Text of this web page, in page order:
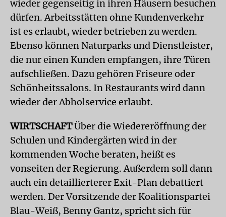
wieder gegenseitig in ihren Häusern besuchen
dürfen. Arbeitsstätten ohne Kundenverkehr
ist es erlaubt, wieder betrieben zu werden.
Ebenso können Naturparks und Dienstleister,
die nur einen Kunden empfangen, ihre Türen
aufschließen. Dazu gehören Friseure oder
Schönheitssalons. In Restaurants wird dann
wieder der Abholservice erlaubt.
WIRTSCHAFTÜber die Wiedereröffnung der
Schulen und Kindergärten wird in der
kommenden Woche beraten, heißt es
vonseiten der Regierung. Außerdem soll dann
auch ein detaillierterer Exit-Plan debattiert
werden. Der Vorsitzende der Koalitionspartei
Blau-Weiß, Benny Gantz, spricht sich für